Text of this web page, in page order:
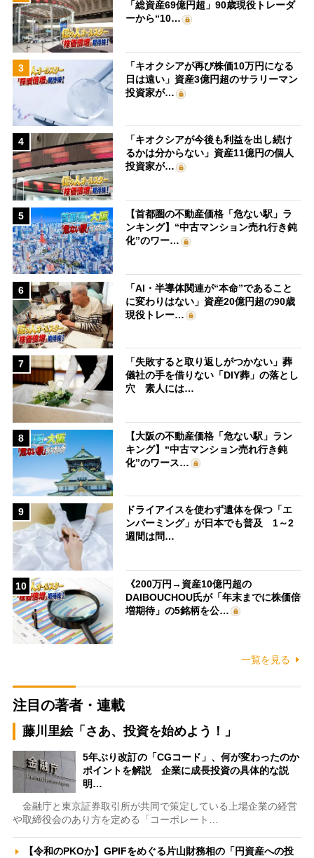
「総資産69億円超」90歳現役トレーダ
ーから“10…
3
「キオクシアが再び株価10万円になる
日は遠い」資産3億円超のサラリーマン
投資家が…
4
「キオクシアが今後も利益を出し続け
るかは分からない」資産11億円の個人
投資家が…
5
【首都圏の不動産価格「危ない駅」ラ
ンキング】“中古マンション売れ行き鈍
化”のワー…
6
「AI・半導体関連が“本命”であること
に変わりはない」資産20億円超の90歳
現役トレー…
7
「失敗すると取り返しがつかない」葬
儀社の手を借りない「DIY葬」の落とし
穴 素人には…
8
【大阪の不動産価格「危ない駅」ラン
キング】“中古マンション売れ行き鈍
化”のワース…
9
ドライアイスを使わず遺体を保つ「エ
ンバーミング」が日本でも普及 1～2
週間は問…
10
《200万円→資産10億円超の
DAIBOUCHOU氏が「年末までに株価倍
増期待」の5銘柄を公…
一覧を見る
注目の著者・連載
藤川里絵「さあ、投資を始めよう！」
5年ぶり改訂の「CGコード」、何が変わったのか
ポイントを解説 企業に成長投資の具体的な説
明…
金融庁と東京証券取引所が共同で策定している上場企業の経営
や取締役会のあり方を定める「コーポレート…
【令和のPKOか】GPIFをめぐる片山財務相の「円資産への投